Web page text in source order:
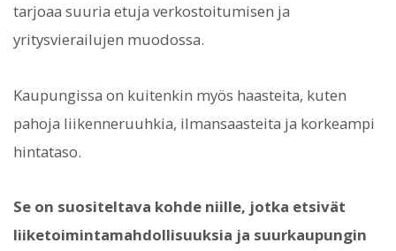
tarjoaa suuria etuja verkostoitumisen ja
yritysvierailujen muodossa.
Kaupungissa on kuitenkin myös haasteita, kuten
pahoja liikenneruuhkia, ilmansaasteita ja korkeampi
hintataso.
Se on suositeltava kohde niille, jotka etsivät
liiketoimintamahdollisuuksia ja suurkaupungin